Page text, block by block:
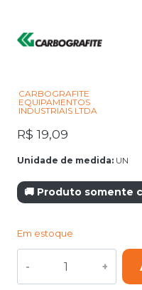
CARBOGRAFITE
EQUIPAMENTOS
INDUSTRIAIS LTDA
R$ 19,09
Unidade de medida: UN
🚚 Produto somente
Em estoque
DE
SEGURANÇA